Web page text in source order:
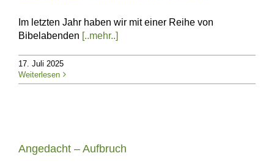
Im letzten Jahr haben wir mit einer Reihe von
Bibelabenden [..mehr..]
17. Juli 2025
Weiterlesen
Angedacht – Aufbruch